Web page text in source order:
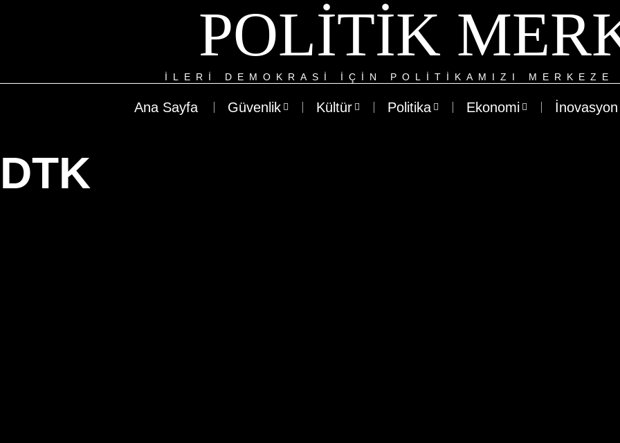
POLITIK
ILERI DEMOKRASI IÇIN POLITIKAMIZI
Ana Sayfa Güvenlik Kültür Politika Ekonomi İnovasyon
DTK